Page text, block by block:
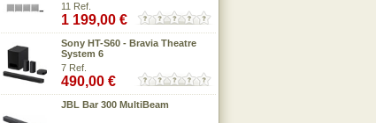
11 Ref.
1 199,00 €
Sony HT-S60 - Bravia Theatre
System 6
7 Ref.
490,00 €
JBL Bar 300 MultiBeam